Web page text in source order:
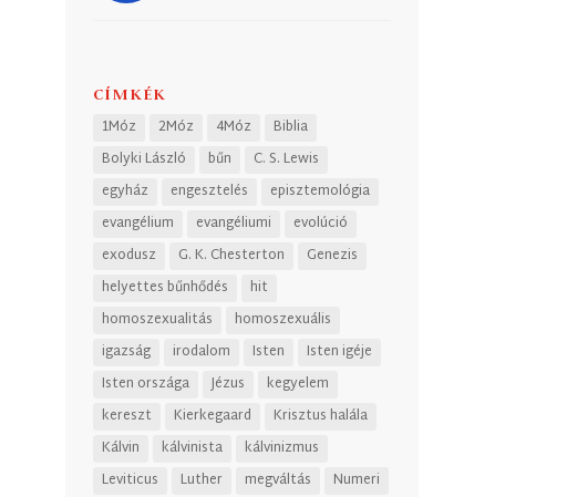
CÍMKÉK
1Móz 2Móz 4Móz
Biblia
Bolyki László
bűn
C. S. Lewis
egyház
engesztelés
episztemológia
evangélium
evangéliumi
evolúció
exodusz
G. K. Chesterton
Genezis
helyettes bűnhődés
hit
homoszexualitás
homoszexuális
igazság
irodalom Isten
Isten igéje
Isten országa
Jézus
kegyelem
kereszt
Kierkegaard
Krisztus halála
Kálvin
kálvinista
kálvinizmus
Leviticus
Luther megváltás Numeri